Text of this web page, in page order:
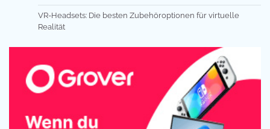
VR-Headsets: Die besten Zubehöroptionen für virtuelle
Realität